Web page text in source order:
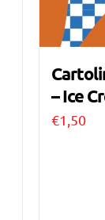
– Ice
€1,50